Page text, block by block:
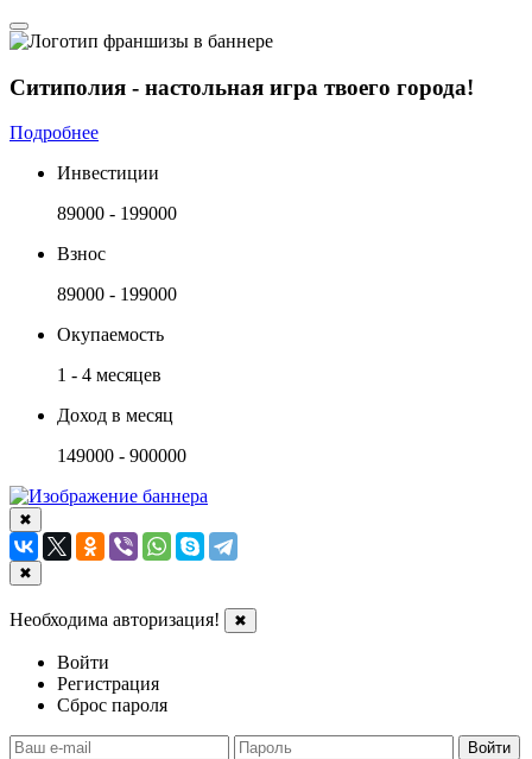
Ситиполия - настольная игра твоего города!
Подробнее
Инвестиции
89000 - 199000
Взнос
89000 - 199000
Окупаемость
1 - 4 месяцев
Доход в месяц
149000 - 900000
✖
✖
Необходима авторизация! ✖
Войти
Регистрация
Сброс пароля
Войти